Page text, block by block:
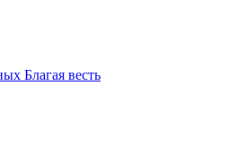
Благая весть